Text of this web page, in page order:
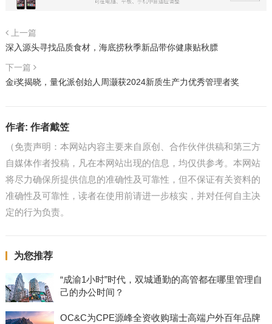
上一篇
深入源头寻找品质食材，海底捞秋季新品带你健康贴秋膘
下一篇
金i奖揭晓，量化派创始人周灏获2024新质生产力优秀管理者奖
作者: 作者戴笠
（免责声明：本网站内容主要来自原创、合作伙伴供稿和第三方
自媒体作者投稿，凡在本网站出现的信息，均仅供参考。本网站
将尽力确保所提供信息的准确性及可靠性，但不保证有关资料的
准确性及可靠性，读者在使用前请进一步核实，并对任何自主决
定的行为负责。
为您推荐
“成渝1小时”时代，双城通勤的高管都在哪里管理自
己的办公时间？
OC&C为CPE源峰全资收购瑞士高端户外百年品牌